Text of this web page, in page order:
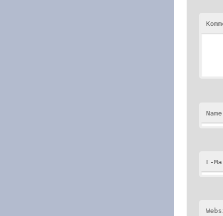
Name
E-